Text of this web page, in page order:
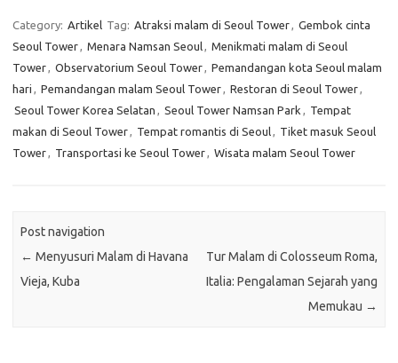
Category: Artikel Tag: Atraksi malam di Seoul Tower, Gembok cinta
Seoul Tower, Menara Namsan Seoul, Menikmati malam di Seoul
Tower, Observatorium Seoul Tower, Pemandangan kota Seoul malam
hari , Pemandangan malam Seoul Tower, Restoran di Seoul Tower,
Seoul Tower Korea Selatan , Seoul Tower Namsan Park , Tempat
makan di Seoul Tower, Tempat romantis di Seoul, Tiket masuk Seoul
Tower, Transportasi ke Seoul Tower, Wisata malam Seoul Tower
Post navigation
← Menyusuri Malam di Havana
Vieja, Kuba
Tur Malam di Colosseum Roma,
Italia: Pengalaman Sejarah yang
Memukau →